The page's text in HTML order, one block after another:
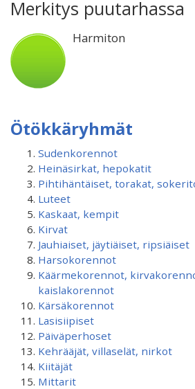
Merkitys puutarhassa
Harmiton
Ötökkäryhmät
Sudenkorennot
Heinäsirkat, hepokatit
Pihtihäntäiset, torakat,
Luteet
Kaskaat, kempit
Kirvat
Jauhiaiset, jäytiäiset, ripsiäiset
Harsokorennot
Käärmekorennot,
kaislakorennot
Kärsäkorennot
Lasisiipiset
Päiväperhoset
Kehrääjät, villaselät, nirkot
Kiitäjät
Mittarit